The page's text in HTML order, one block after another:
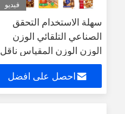
فيديو
سهلة الاستخدام التحقق
الصناعي التلقائي الوزن
الوزن الوزن المقياس ناقل
الوزن الوزن
احصل على افضل